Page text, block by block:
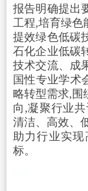
报告明确提出
工程,培育绿色
提效绿色低碳
石化企业低碳
技术交流、成
国性专业学术
略转型需求,围
向,凝聚行业
清洁、高效、
助力行业实现
标。